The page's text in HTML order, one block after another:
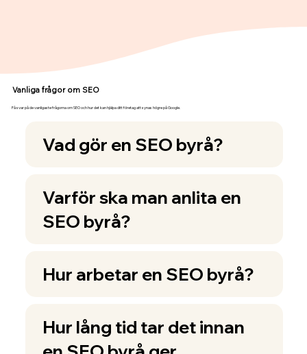
Vanliga frågor om SEO
Få svar på de vanligaste frågorna om SEO och hur det kan hjälpa ditt företag att synas högre på Google.
Vad gör en SEO byrå?
Varför ska man anlita en
SEO byrå?
Hur arbetar en SEO byrå?
Hur lång tid tar det innan